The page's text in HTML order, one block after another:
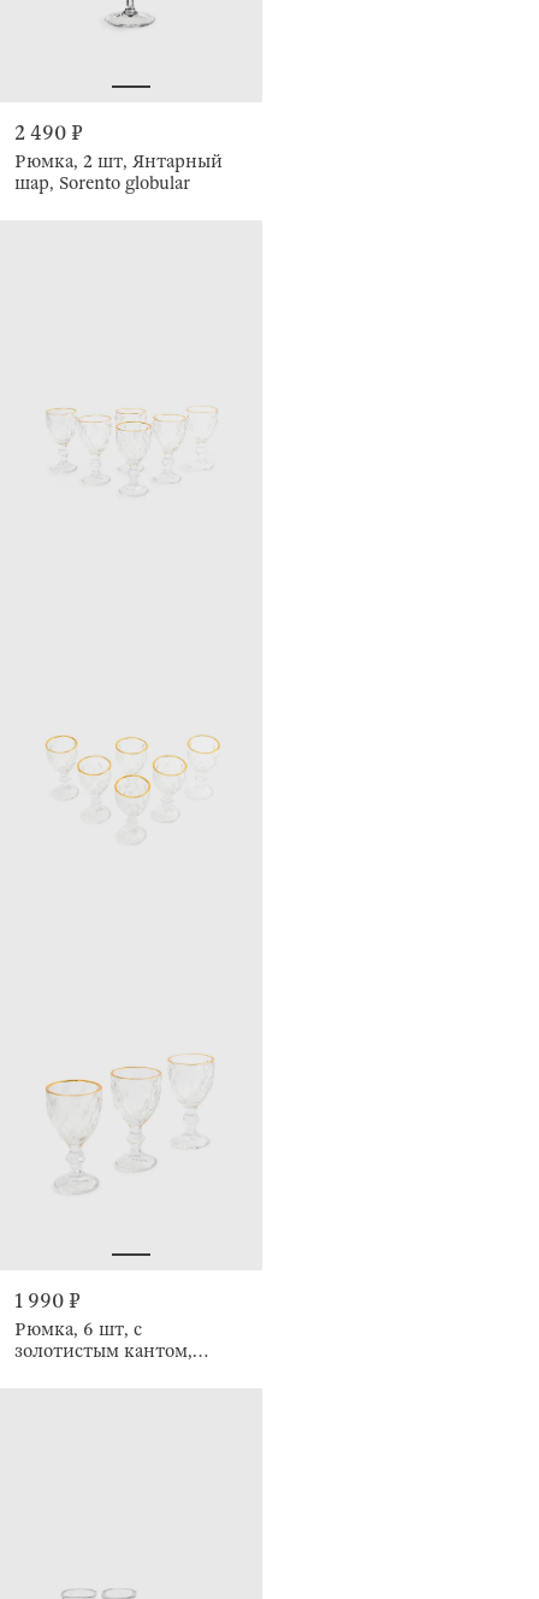
2 490 ₽
Рюмка, 2 шт, Янтарный
шар, Sorento globular
1 990 ₽
Рюмка, 6 шт, с
золотистым кантом,